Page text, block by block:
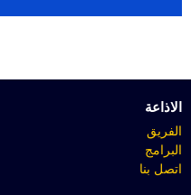
الاذاعة
الفريق
البرامج
اتصل بنا